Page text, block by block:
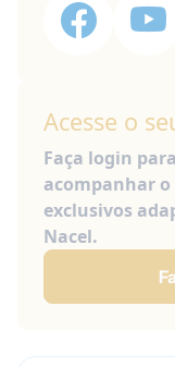
Acesse o
Faça login
acompanhar o
exclusivos
Nacel.